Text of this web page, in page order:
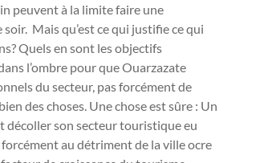
peuvent à la limite faire une
Mais qu’est ce qui justifie ce qui
Quels en sont les objectifs
l’ombre pour que Ouarzazate
du secteur, pas forcément de
des choses. Une chose est sûre : Un
décoller son secteur touristique eu
au détriment de la ville ocre